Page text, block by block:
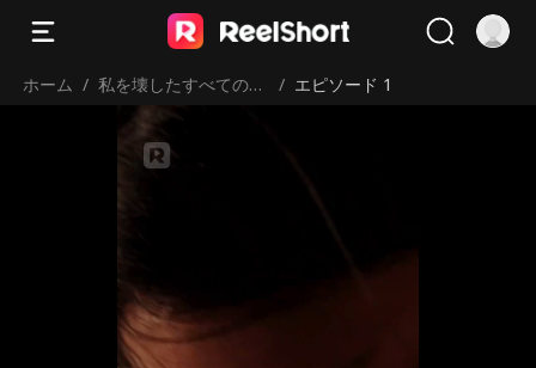
ホーム / 私を壊したすべてのX
たちへ
/ エピソード 1